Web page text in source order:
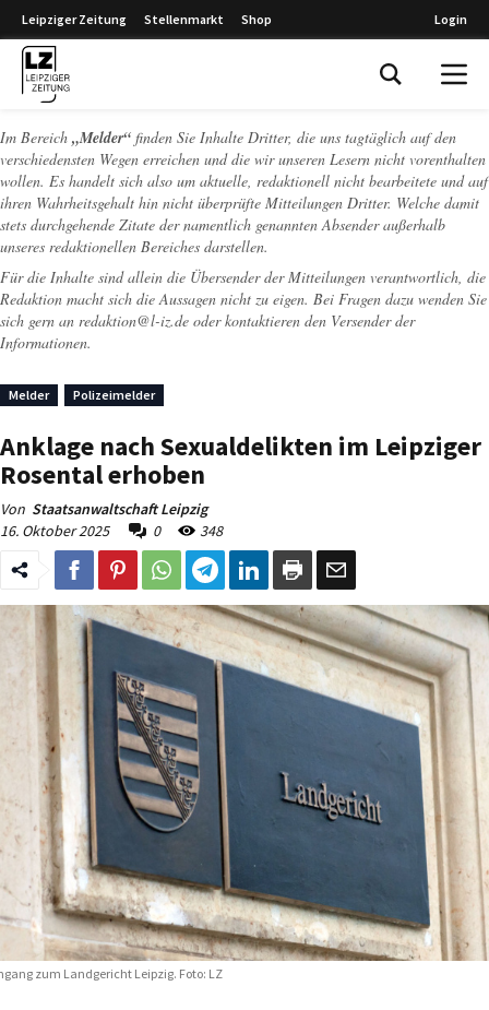
Leipziger Zeitung Stellenmarkt Shop Login
Im Bereich „Melder“ finden Sie Inhalte Dritter, die uns tagtäglich auf den
verschiedensten Wegen erreichen und die wir unseren Lesern nicht vorenthalten
wollen. Es handelt sich also um aktuelle, redaktionell nicht bearbeitete und auf
ihren Wahrheitsgehalt hin nicht überprüfte Mitteilungen Dritter. Welche damit
stets durchgehende Zitate der namentlich genannten Absender außerhalb
unseres redaktionellen Bereiches darstellen.
Für die Inhalte sind allein die Übersender der Mitteilungen verantwortlich, die
Redaktion macht sich die Aussagen nicht zu eigen. Bei Fragen dazu wenden Sie
sich gern an redaktion@l-iz.de oder kontaktieren den Versender der
Informationen.
Melder Polizeimelder
Anklage nach Sexualdelikten im Leipziger
Rosental erhoben
Von Staatsanwaltschaft Leipzig
16. Oktober 2025
0 348
zum Landgericht Leipzig. Foto: LZ